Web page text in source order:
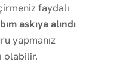
faydalı
askıya alındı
yapmanız
olabilir.